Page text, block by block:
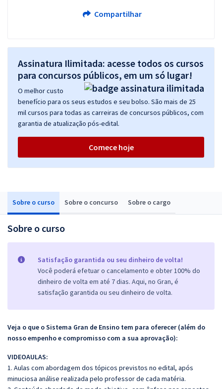
Sobre o curso Sobre o concurso Sobre o cargo
Sobre o curso
Satisfação garantida ou seu dinheiro de volta!
Você poderá efetuar o cancelamento e obter 100% do
dinheiro de volta em até 7 dias. Aqui, no Gran, é
satisfação garantida ou seu dinheiro de volta.
Veja o que o Sistema Gran de Ensino tem para oferecer (além do
nosso empenho e compromisso com a sua aprovação):
VIDEOAULAS:
1. Aulas com abordagem dos tópicos previstos no edital, após
minuciosa análise realizada pelo professor de cada matéria.
Compartilhar
Assinatura Ilimitada: acesse todos os cursos
para concursos públicos, em um só lugar!
O melhor custo
benefício para os seus estudos e seu bolso. São mais de 25
mil cursos para todas as carreiras de concursos públicos, com
garantia de atualização pós-edital.
Comece hoje